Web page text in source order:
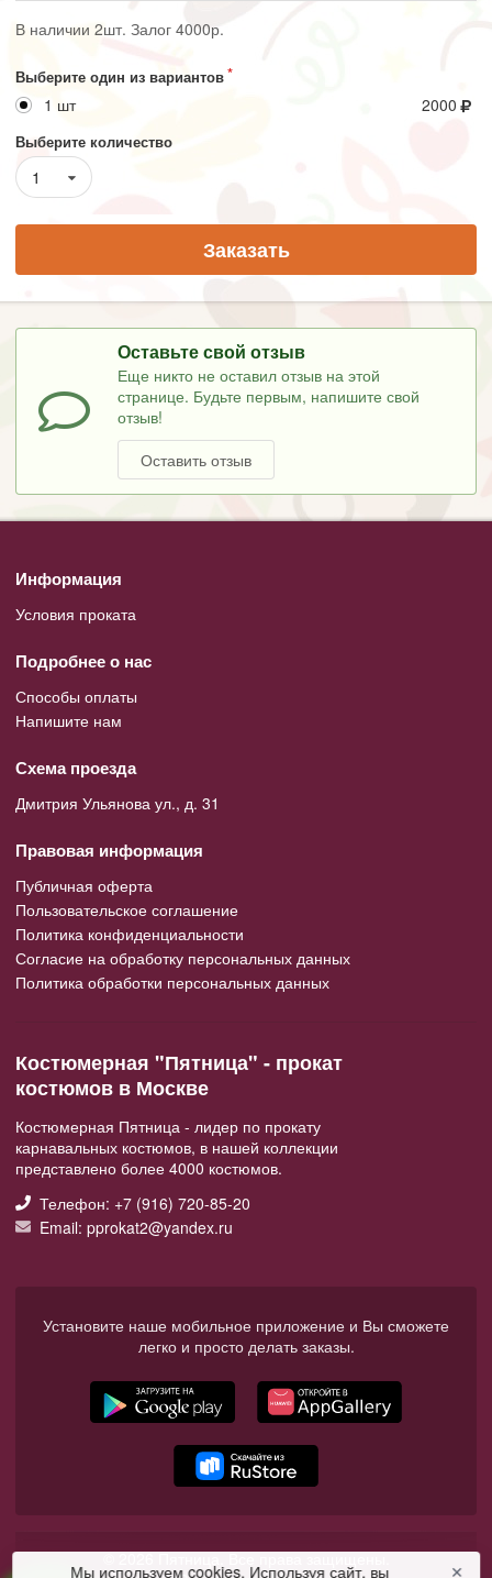
В наличии 2шт. Залог 4000р.
Выберите один из вариантов
1 шт 2000
Выберите количество
1
Заказать
Оставьте свой отзыв
Еще никто не оставил отзыв на этой
странице. Будьте первым, напишите свой
отзыв!
Оставить отзыв
Информация
Условия проката
Подробнее о нас
Способы оплаты
Напишите нам
Схема проезда
Дмитрия Ульянова ул., д. 31
Правовая информация
Публичная оферта
Пользовательское соглашение
Политика конфиденциальности
Согласие на обработку персональных данных
Политика обработки персональных данных
Костюмерная "Пятница" - прокат
костюмов в Москве
Костюмерная Пятница - лидер по прокату
карнавальных костюмов, в нашей коллекции
представлено более 4000 костюмов.
Телефон: +7 (916) 720-85-20
Email: pprokat2@yandex.ru
Установите наше мобильное приложение и Вы сможете
легко и просто делать заказы.
© 2026 Пятница. Все права защищены.
Мы используем cookies. Используя сайт, вы ✕